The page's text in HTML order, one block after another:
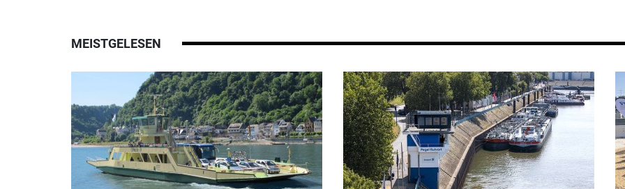
MEISTGELESEN